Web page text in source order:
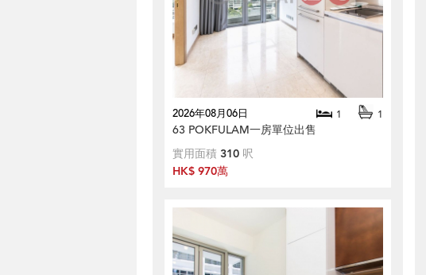
2026年08月06日 1 1
63 POKFULAM一房單位出售
實用面積 310 呎
HK$ 970萬